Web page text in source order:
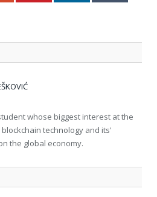
whose biggest interest at the
blockchain technology and its'
the global economy.